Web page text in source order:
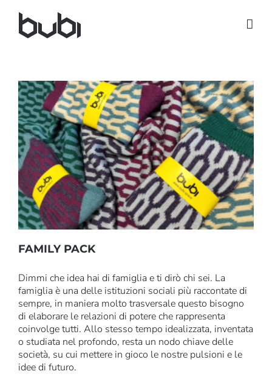
contenuto
FAMILY PACK
Dimmi che idea hai di famiglia e ti dirò chi sei. La
famiglia è una delle istituzioni sociali più raccontate di
sempre, in maniera molto trasversale questo bisogno
di elaborare le relazioni di potere che rappresenta
coinvolge tutti. Allo stesso tempo idealizzata, inventata
o studiata nel profondo, resta un nodo chiave delle
società, su cui mettere in gioco le nostre pulsioni e le
idee di futuro.